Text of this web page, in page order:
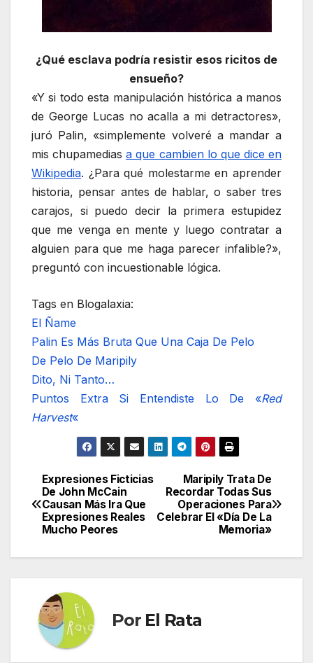
¿Qué esclava podría resistir esos ricitos de
ensueño?
«Y si todo esta manipulación histórica a manos
de George Lucas no acalla a mi detractores»,
juró Palin, «simplemente volveré a mandar a
mis chupamediasa que cambien lo que dice en
Wikipedia. ¿Para qué molestarme en aprender
historia, pensar antes de hablar, o saber tres
carajos, si puedo decir la primera estupidez
que me venga en mente y luego contratar a
alguien para que me haga parecer infalible?»,
preguntó con incuestionable lógica.
Tags en Blogalaxia:
El Ñame
Palin Es Más Bruta Que Una Caja De Pelo
De Pelo De Maripily
Dito, Ni Tanto…
Puntos Extra Si Entendiste Lo De «Red
Harvest«
Navegación
de
Maripily Trata De
Recordar Todas Sus
Operaciones Para
Celebrar El «Día De La
Memoria»
Expresiones Ficticias
De John McCain
Causan Más Ira Que
Expresiones Reales
Mucho Peores
Por El Rata